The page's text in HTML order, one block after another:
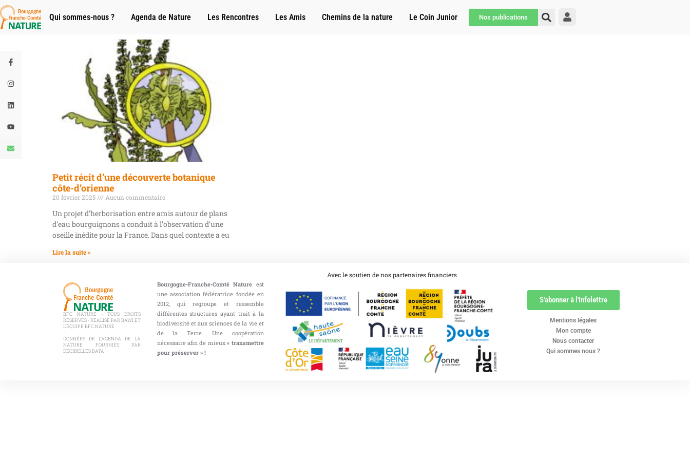
Qui sommes-nous ? Agenda de Nature Les Rencontres Les Amis Chemins de la nature Le Coin Junior Nos publications
Petit récit d’une découverte botanique
côte-d’orienne
20 février 2025 Aucun commentaire
Un projet d’herborisation entre amis autour de plans
d’eau bourguignons a conduit à l’observation d’une
oseille inédite pour la France. Dans quel contexte a eu
Lire la suite »
BFC NATURE - TOUS DROITS
RÉSERVÉS - RÉALISÉ PAR BAWI ET
L'ÉQUIPE BFC NATURE
DONNÉES DE L'AGENDA DE LA
NATURE FOURNIES PAR
DÉCIBELLES DATA
Bourgogne-Franche-Comté Natureest
une association fédératrice fondée en
2012, qui regroupe et rassemble
différentes structures ayant trait à la
biodiversité et aux sciences de la vie et
de la Terre. Une coopération
nécessaire afin de mieux « transmettre
pour préserver » !
Avec le soutien de nos partenaires financiers
Mentions légales
Mon compte
Nous contacter
Qui sommes nous ?
S'abonner à l'infolettre